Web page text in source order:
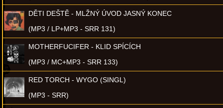
DĚTI DEŠTĚ - MLŽNÝ ÚVOD JASNÝ KONEC
(MP3 / LP+MP3 - SRR 131)
MOTHERFUCIFER - KLID SPÍCÍCH
(MP3 / MC+MP3 - SRR 133)
RED TORCH - WYGO (SINGL)
(MP3 - SRR)